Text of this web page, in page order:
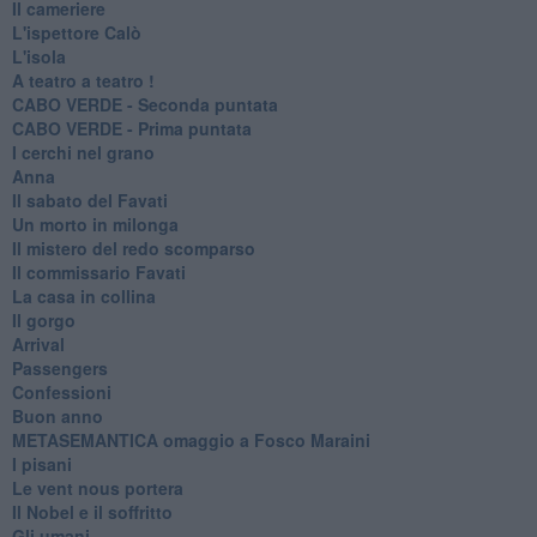
Il cameriere
L'ispettore Calò
L'isola
A teatro a teatro !
CABO VERDE - Seconda puntata
CABO VERDE - Prima puntata
I cerchi nel grano
Anna
Il sabato del Favati
Un morto in milonga
Il mistero del redo scomparso
Il commissario Favati
La casa in collina
Il gorgo
Arrival
Passengers
Confessioni
Buon anno
METASEMANTICA omaggio a Fosco Maraini
I pisani
Le vent nous portera
Il Nobel e il soffritto